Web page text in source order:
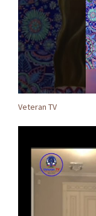
Veteran TV